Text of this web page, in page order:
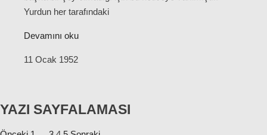
Yurdun her tarafındaki
Devamını oku
11 Ocak 1952
YAZI SAYFALAMASI